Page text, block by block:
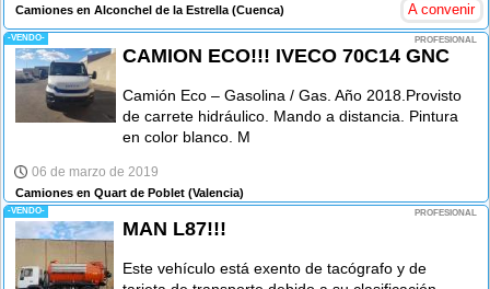
Camiones en Alconchel de la Estrella (Cuenca) A convenir
-VENDO- PROFESIONAL
CAMION ECO!!! IVECO 70C14 GNC
Camión Eco – Gasolina / Gas. Año 2018.Provisto
de carrete hidráulico. Mando a distancia. Pintura
en color blanco. M
06 de marzo de 2019
Camiones en Quart de Poblet (Valencia)
-VENDO- PROFESIONAL
MAN L87!!!
Este vehículo está exento de tacógrafo y de